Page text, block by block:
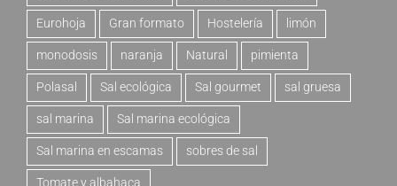
Eurohoja Gran formato Hostelería limón
monodosis naranja Natural pimienta
Polasal Sal ecológica Sal gourmet sal gruesa
sal marina Sal marina ecológica
Sal marina en escamas sobres de sal
Tomate y albahaca